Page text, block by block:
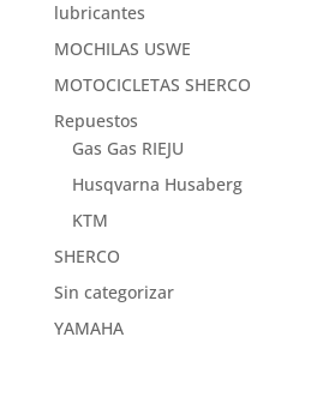
lubricantes
MOCHILAS USWE
MOTOCICLETAS SHERCO
Repuestos
Gas Gas RIEJU
Husqvarna Husaberg
KTM
SHERCO
Sin categorizar
YAMAHA